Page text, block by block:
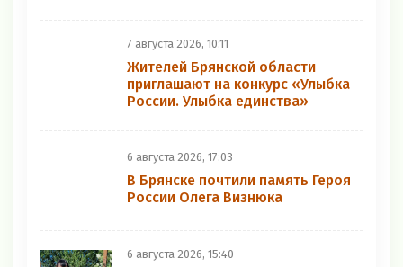
7 августа 2026, 10:11
Жителей Брянской области
приглашают на конкурс «Улыбка
России. Улыбка единства»
6 августа 2026, 17:03
В Брянске почтили память Героя
России Олега Визнюка
6 августа 2026, 15:40